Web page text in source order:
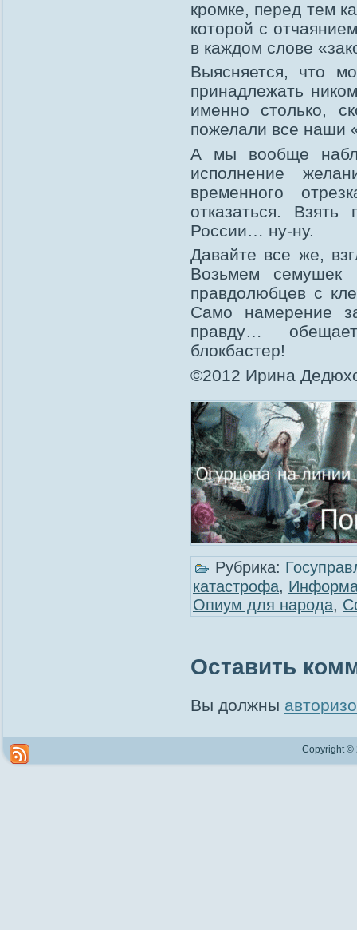
кромке, перед тем
которой с
в каждом слове
Выясняется, что
принадлежать
именно столько,
пожелали все наши
А мы вообще
исполнение
временного
отказаться.
России… ну-ну.
Давайте все же,
Возьмем семушек
правдолюбцев с
Само намерение
правду…
блокбастер!
©2012 Ирина
Рубрика:
катастрофа,
Опиум для народа,
Оставить
Вы должны
Copyright